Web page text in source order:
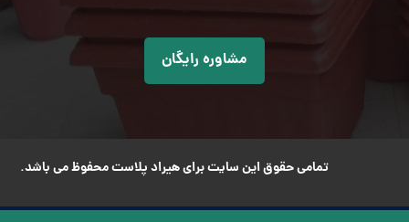
مشاوره رایگان
تمامی حقوق این سایت برای هیراد پلاست محفوظ می باشد.